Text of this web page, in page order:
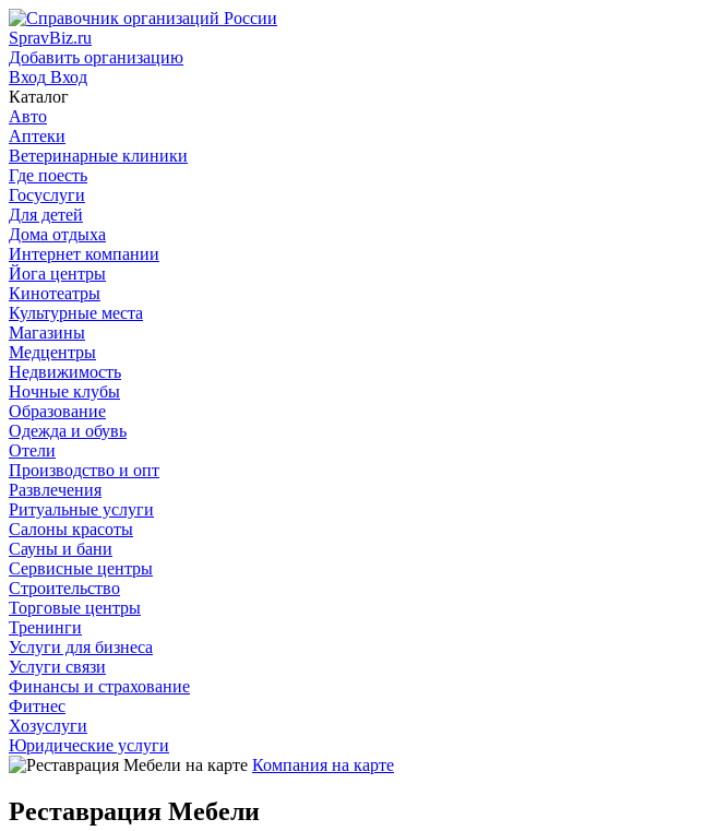
SpravBiz.ru
Добавить организацию
Вход Вход
Каталог
Авто
Аптеки
Ветеринарные клиники
Где поесть
Госуслуги
Для детей
Дома отдыха
Интернет компании
Йога центры
Кинотеатры
Культурные места
Магазины
Медцентры
Недвижимость
Ночные клубы
Образование
Одежда и обувь
Отели
Производство и опт
Развлечения
Ритуальные услуги
Салоны красоты
Сауны и бани
Сервисные центры
Строительство
Торговые центры
Тренинги
Услуги для бизнеса
Услуги связи
Финансы и страхование
Фитнес
Хозуслуги
Юридические услуги
Компания на карте
Реставрация Мебели